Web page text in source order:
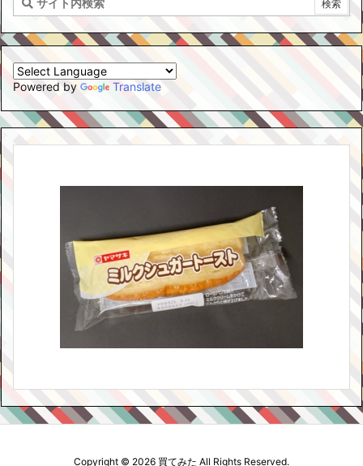
Powered by Translate
Copyright © 2026 買てみた All Rights Reserved.